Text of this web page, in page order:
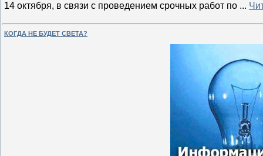
14 октября, в связи с проведением срочных работ по ...
КОГДА НЕ БУДЕТ СВЕТА?